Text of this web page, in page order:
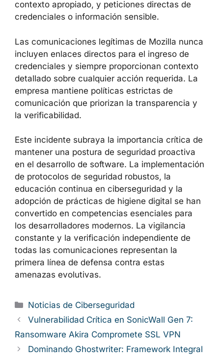
contexto apropiado, y peticiones directas de
credenciales o información sensible.
Las comunicaciones legítimas de Mozilla nunca
incluyen enlaces directos para el ingreso de
credenciales y siempre proporcionan contexto
detallado sobre cualquier acción requerida. La
empresa mantiene políticas estrictas de
comunicación que priorizan la transparencia y
la verificabilidad.
Este incidente subraya la importancia crítica de
mantener una postura de seguridad proactiva
en el desarrollo de software. La implementación
de protocolos de seguridad robustos, la
educación continua en ciberseguridad y la
adopción de prácticas de higiene digital se han
convertido en competencias esenciales para
los desarrolladores modernos. La vigilancia
constante y la verificación independiente de
todas las comunicaciones representan la
primera línea de defensa contra estas
amenazas evolutivas.
Categorías
Noticias de Ciberseguridad
Vulnerabilidad Crítica en SonicWall Gen 7:
Ransomware Akira Compromete SSL VPN
Dominando Ghostwriter: Framework Integral